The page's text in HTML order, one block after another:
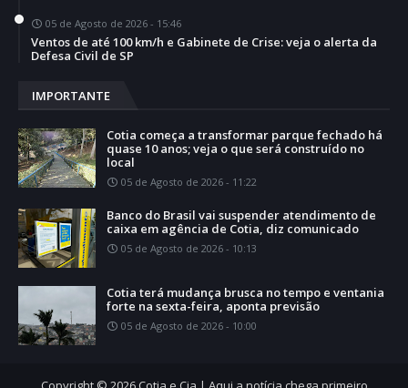
05 de Agosto de 2026 - 15:46
Ventos de até 100 km/h e Gabinete de Crise: veja o alerta da
Defesa Civil de SP
IMPORTANTE
Cotia começa a transformar parque fechado há
quase 10 anos; veja o que será construído no
local
05 de Agosto de 2026 - 11:22
Banco do Brasil vai suspender atendimento de
caixa em agência de Cotia, diz comunicado
05 de Agosto de 2026 - 10:13
Cotia terá mudança brusca no tempo e ventania
forte na sexta-feira, aponta previsão
05 de Agosto de 2026 - 10:00